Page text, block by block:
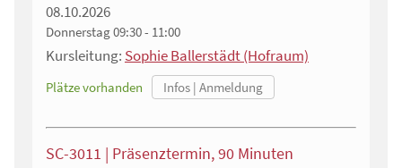
08.10.2026
Donnerstag09:30 - 11:00
Kursleitung: Sophie Ballerstädt (Hofraum)
Plätze vorhanden
SC-3011 | Präsenztermin, 90 Minuten